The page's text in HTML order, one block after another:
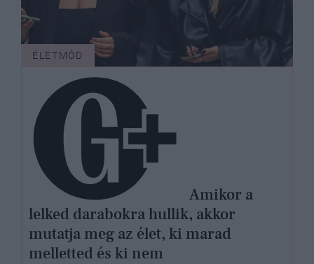
ÉLETMÓD
Amikor a
lelked darabokra hullik, akkor
mutatja meg az élet, ki marad
melletted és ki nem